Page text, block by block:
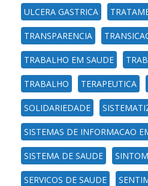
ULCERA GASTRICA
TRANSPARENCIA
TRABALHO EM SAUDE
TRABALHO TERAPEUTICA
SOLIDARIEDADE
SISTEMAS DE INFORMACAO
SISTEMA DE SAUDE
SERVICOS DE SAUDE